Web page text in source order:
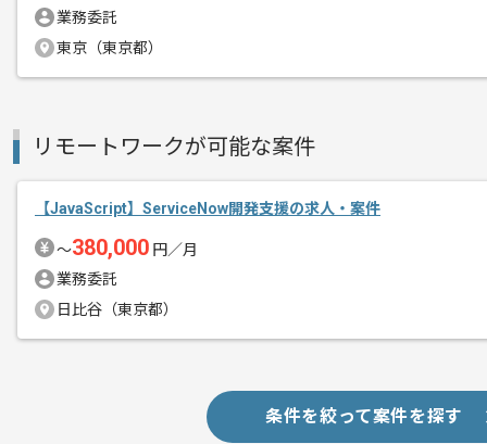
業務委託
東京（東京都）
リモートワークが可能な案件
【JavaScript】ServiceNow開発支援の求人・案件
〜380,000 円／月
業務委託
日比谷（東京都）
条件を絞って案件を探す